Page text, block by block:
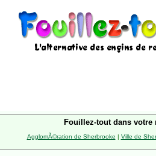
Fouillez-tout dans votre
AgglomÃ©ration de Sherbrooke | Ville de